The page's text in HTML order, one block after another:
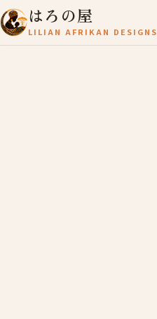
はろの屋
LILIAN AFRIKAN DESIGNS